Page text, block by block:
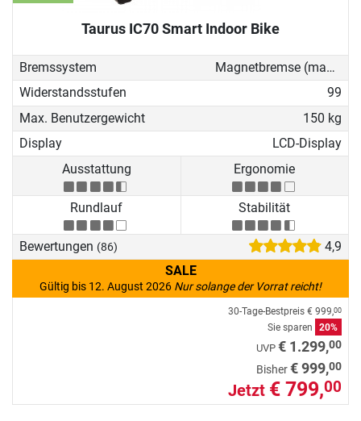
Taurus IC70 Smart Indoor Bike
Bremssystem
Magnetbremse (manuell)
Widerstandsstufen
99
Max. Benutzergewicht
150 kg
Display
LCD-Display
Ausstattung
Ergonomie
Rundlauf Stabilität
Bewertungen (86)
4,9
SALE
Gültig bis 12. August 2026 Nur solange der Vorrat reicht!
30-Tage-Bestpreis € 999,00
Sie sparen 20%
UVP € 1.299,00
Bisher€ 999,00
Jetzt € 799,00